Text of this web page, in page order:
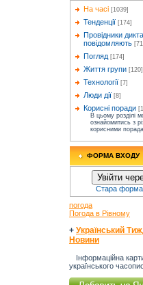
На часі [1039]
Тенденції [174]
Провідники
повідомляють [71]
Погляд [174]
Життя групи [120]
Технології [7]
Люди дії [8]
Корисні поради
В цьому розділі
ознайомитись з
корисними
ФОРМА ВХОДУ
Увійти
Стара
погода
Погода в Рівному
+ Український
Новини
Інформаційна
українського